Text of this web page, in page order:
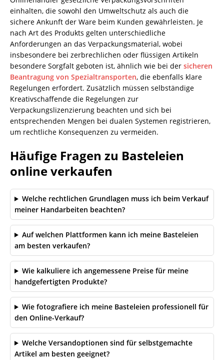
einhalten, die sowohl den Umweltschutz als auch die
sichere Ankunft der Ware beim Kunden gewährleisten. Je
nach Art des Produkts gelten unterschiedliche
Anforderungen an das Verpackungsmaterial, wobei
insbesondere bei zerbrechlichen oder flüssigen Artikeln
besondere Sorgfalt geboten ist, ähnlich wie bei der sicheren
Beantragung von Spezialtransporten, die ebenfalls klare
Regelungen erfordert. Zusätzlich müssen selbständige
Kreativschaffende die Regelungen zur
Verpackungslizenzierung beachten und sich bei
entsprechenden Mengen bei dualen Systemen registrieren,
um rechtliche Konsequenzen zu vermeiden.
Häufige Fragen zu Basteleien
online verkaufen
Welche rechtlichen Grundlagen muss ich beim Verkauf
meiner Handarbeiten beachten?
Auf welchen Plattformen kann ich meine Basteleien
am besten verkaufen?
Wie kalkuliere ich angemessene Preise für meine
handgefertigten Produkte?
Wie fotografiere ich meine Basteleien professionell für
den Online-Verkauf?
Welche Versandoptionen sind für selbstgemachte
Artikel am besten geeignet?